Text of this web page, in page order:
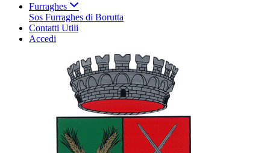
Furraghes
Sos Furraghes di Borutta
Contatti Utili
Accedi